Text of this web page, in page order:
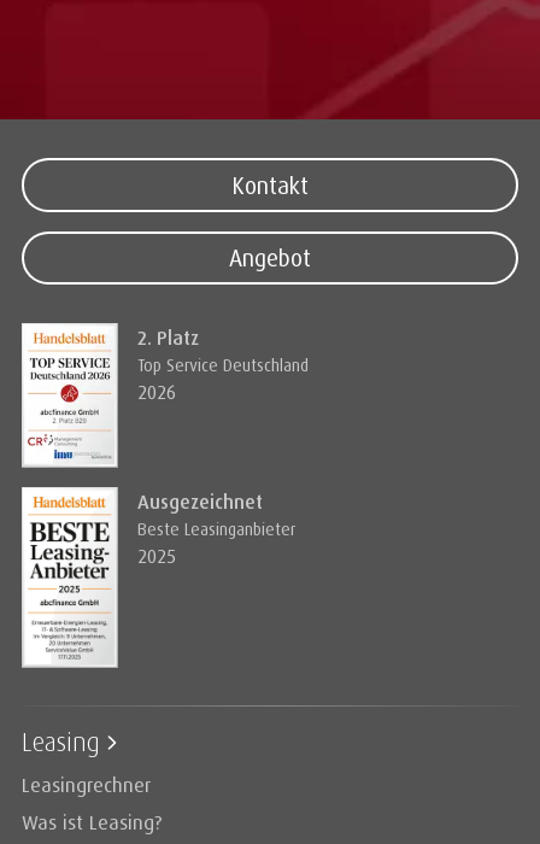
Kontakt
Angebot
2. Platz
Top Service Deutschland
2026
Ausgezeichnet
Beste Leasinganbieter
2025
Leasing
Leasingrechner
Was ist Leasing?